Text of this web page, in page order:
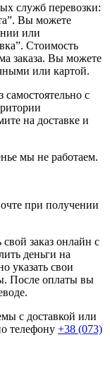
служб перевозки:
Вы можете
или
Стоимость
заказа. Вы можете
или картой.
с
на доставке и
мы не работаем.
при получении
заказ онлайн с
деньги на
указать свои
После оплаты вы
с доставкой или
телефону +38 (073)